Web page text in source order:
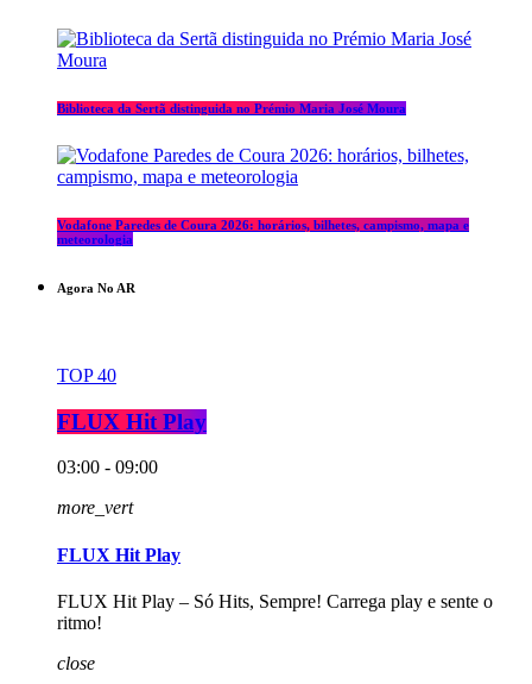
Biblioteca da Sertã distinguida no Prémio Maria José Moura
Vodafone Paredes de Coura 2026: horários, bilhetes, campismo, mapa e
meteorologia
Agora No AR
TOP 40
FLUX Hit Play
03:00 - 09:00
more_vert
FLUX Hit Play
FLUX Hit Play – Só Hits, Sempre! Carrega play e sente o
ritmo!
close